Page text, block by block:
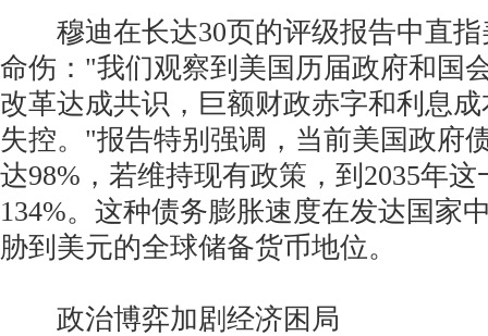
穆迪在长达30页的评级报告中直指
命伤："我们观察到美国历届政府和国
改革达成共识，巨额财政赤字和利息
失控。"报告特别强调，当前美国政府
达98%，若维持现有政策，到2035年
134%。这种债务膨胀速度在发达国家
胁到美元的全球储备货币地位。
政治博弈加剧经济困局